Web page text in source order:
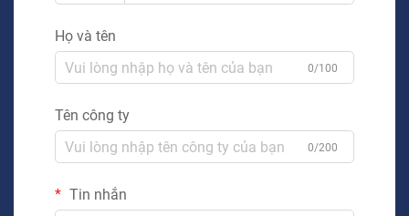
Họ và tên
0/100
Tên công ty
0/200
Tin nhắn